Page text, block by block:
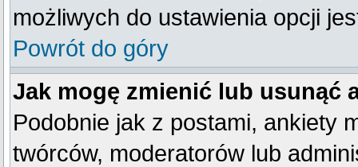
możliwych do ustawienia opcji
Powrót do góry
Jak mogę zmienić lub usunąć
Podobnie jak z postami, ankiety
twórców, moderatorów lub